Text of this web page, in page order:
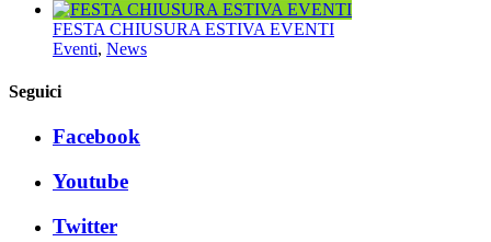
FESTA CHIUSURA ESTIVA EVENTI
Eventi, News
Seguici
Facebook
Youtube
Twitter